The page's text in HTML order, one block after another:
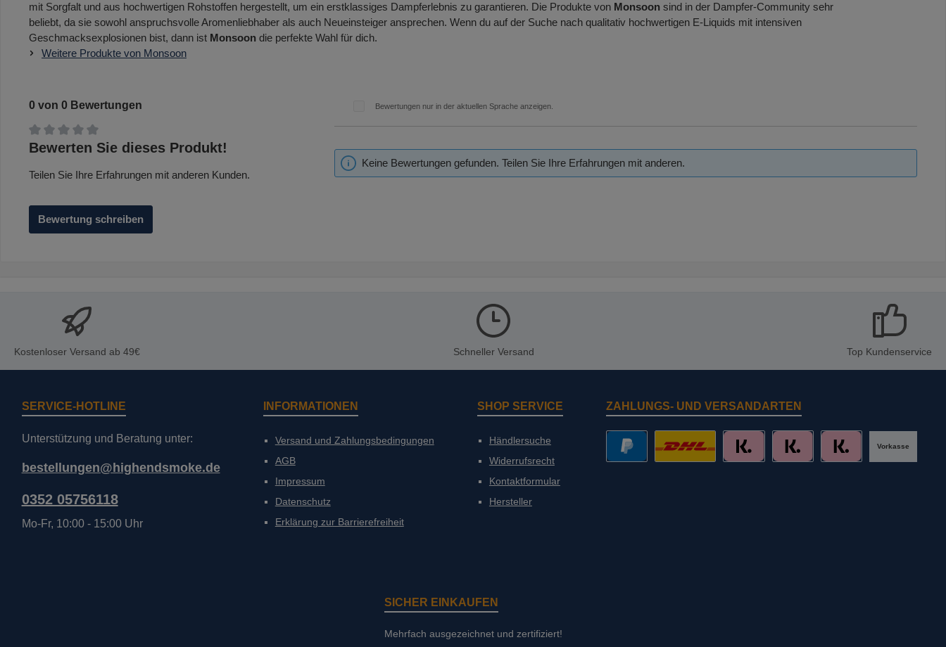
mit Sorgfalt und aus hochwertigen Rohstoffen hergestellt, um ein erstklassiges Dampferlebnis zu garantieren. Die Produkte von Monsoon sind in der Dampfer-Community sehr
beliebt, da sie sowohl anspruchsvolle Aromenliebhaber als auch Neueinsteiger ansprechen. Wenn du auf der Suche nach qualitativ hochwertigen E-Liquids mit intensiven
Geschmacksexplosionen bist, dann ist Monsoon die perfekte Wahl für dich.
Weitere Produkte von Monsoon
0 von 0 Bewertungen
Durchschnittliche Bewertung von 0 von 5 Sternen
Bewerten Sie dieses Produkt!
Teilen Sie Ihre Erfahrungen mit anderen Kunden.
Bewertung schreiben
Bewertungen nur in der aktuellen Sprache anzeigen.
Keine Bewertungen gefunden. Teilen Sie Ihre Erfahrungen mit anderen.
Kostenloser Versand ab 49€ Schneller Versand Top Kundenservice
SERVICE-HOTLINE
Unterstützung und Beratung unter:
bestellungen@highendsmoke.de
0352 05756118
Mo-Fr, 10:00 - 15:00 Uhr
INFORMATIONEN
Versand und Zahlungsbedingungen
AGB
Impressum
Datenschutz
Erklärung zur Barrierefreiheit
SHOP SERVICE
Händlersuche
Widerrufsrecht
Kontaktformular
Hersteller
ZAHLUNGS- UND VERSANDARTEN
Vorkasse
SICHER EINKAUFEN
Mehrfach ausgezeichnet und zertifiziert!